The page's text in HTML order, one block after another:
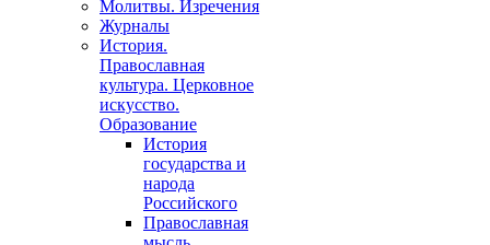
Молитвы. Изречения
Журналы
История.
Православная
культура. Церковное
искусство.
Образование
История
государства и
народа
Российского
Православная